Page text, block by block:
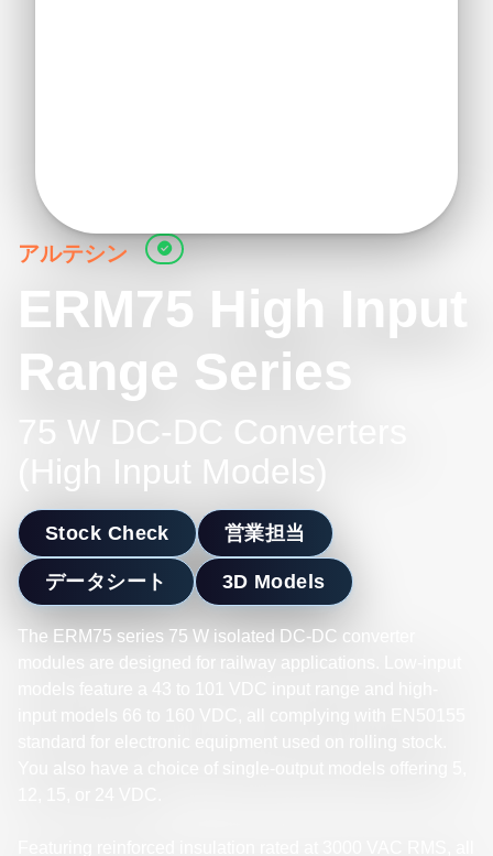
アルテシン
ERM75 High Input
Range Series
75 W DC-DC Converters
(High Input Models)
Stock Check 営業担当
データシート 3D Models
The ERM75 series 75 W isolated DC-DC converter
modules are designed for railway applications. Low-input